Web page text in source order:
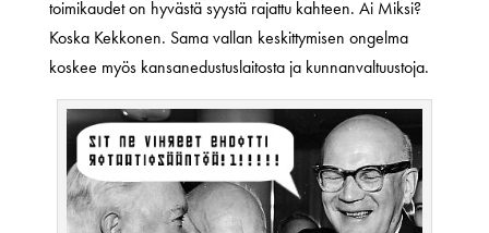
toimikaudet on hyvästä syystä rajattu kahteen. Ai Miksi?
Koska Kekkonen. Sama vallan keskittymisen ongelma
koskee myös kansanedustuslaitosta ja kunnanvaltuustoja.